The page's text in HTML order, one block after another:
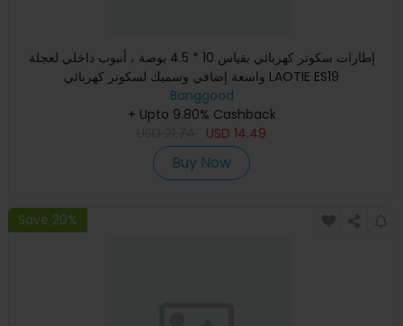
إطارات سكوتر كهربائي بقياس 10 * 4.5 بوصة ، أنبوب داخلي لعجلة
واسعة إضافي وسميك لسكوتر كهربائي LAOTIE ES19
Banggood
+ Upto 9.80% Cashback
USD 14.49
Buy Now
Save 20%